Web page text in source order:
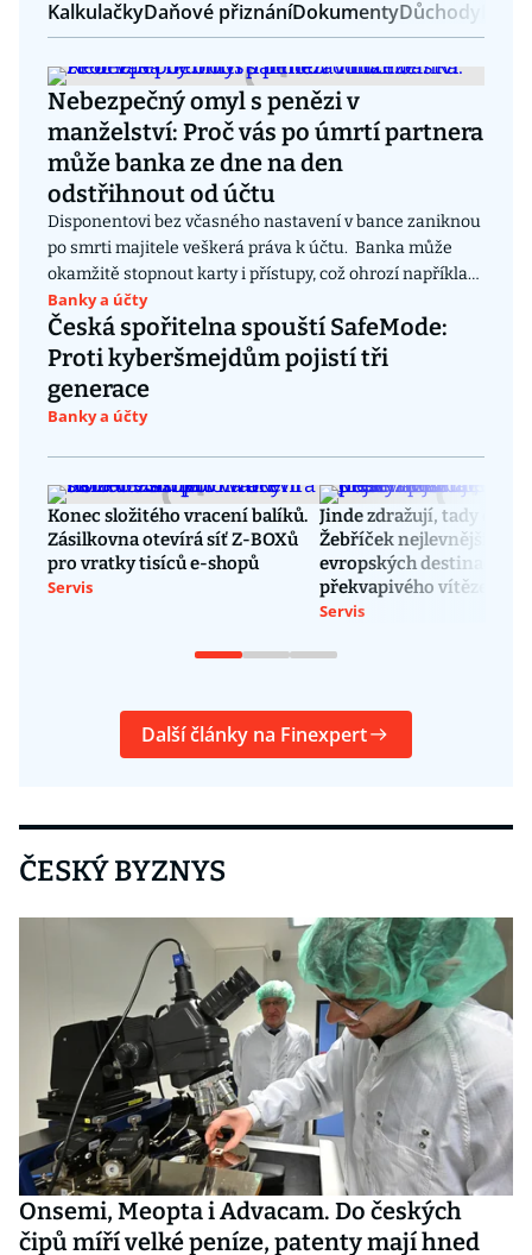
KalkulačkyDaňové přiznáníDokumentyDůchody
Nebezpečný omyl s penězi v
manželství: Proč vás po úmrtí partnera
může banka ze dne na den
odstřihnout od účtu
Disponentovi bez včasného nastavení v bance zaniknou
po smrti majitele veškerá práva k účtu. Banka může
okamžitě stopnout karty i přístupy, což ohrozí například
splácení hypotéky. Částka na účtu je součástí dědictví a
její použití pro osobní potřebu je protizákonné.
Banky a účty
Česká spořitelna spouští SafeMode:
Proti kyberšmejdům pojistí tři
generace
Banky a účty
Konec složitého vracení balíků.
Zásilkovna otevírá síť Z-BOXů
pro vratky tisíců e-shopů
Servis
Jinde zdražují, tady ceny
Žebříček nejlevnějších
evropských destinací má
překvapivého vítěze
Servis
Další články na Finexpert
ČESKÝ BYZNYS
Onsemi, Meopta i Advacam. Do českých
čipů míří velké peníze, patenty mají hned